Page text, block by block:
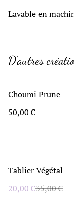
Lavable en
D'autres
Choumi Prune
50,00 €
%
Tablier Végétal
20,00 €35,00 €